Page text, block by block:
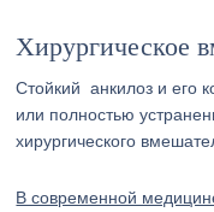
Хирургическое
Стойкий анкилоз и его
или полностью
хирургического
В современной